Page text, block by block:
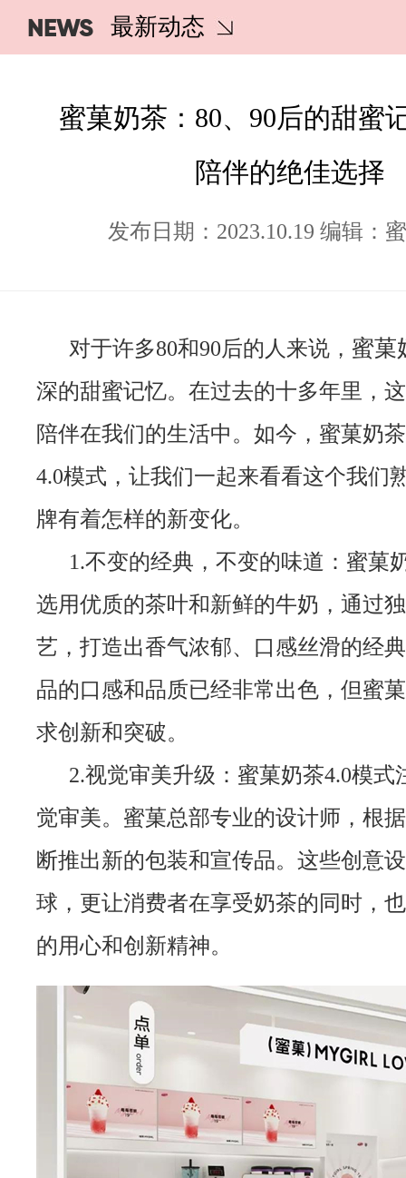
NEWS 最新动态
蜜菓奶茶：80、90后的甜蜜
陪伴的绝佳选择
发布日期：2023.10.19 编辑：
对于许多80和90后的人来说， 蜜菓
深的甜蜜记忆。在过去的十多年里，
陪伴在我们的生活中。如今，蜜菓奶
4.0模式，让我们一起来看看这个我们
牌有着怎样的新变化。
1.不变的经典，不变的味道：蜜菓
选用优质的茶叶和新鲜的牛奶，通过
艺，打造出香气浓郁、口感丝滑的经
品的口感和品质已经非常出色，但蜜
求创新和突破。
2.视觉审美升级：蜜菓奶茶4.0模式
觉审美。蜜菓总部专业的设计师，根
断推出新的包装和宣传品。这些创意
球，更让消费者在享受奶茶的同时，
的用心和创新精神。